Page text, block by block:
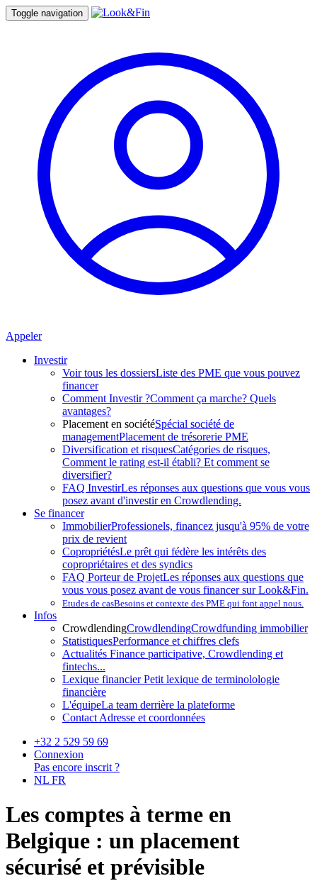
Toggle navigation
Appeler
Investir
Voir tous les dossiersListe des PME que vous pouvez
financer
Comment Investir ?Comment ça marche? Quels
avantages?
Placement en sociétéSpécial société de
managementPlacement de trésorerie PME
Diversification et risquesCatégories de risques,
Comment le rating est-il établi? Et comment se
diversifier?
FAQ InvestirLes réponses aux questions que vous vous
posez avant d'investir en Crowdlending.
Se financer
ImmobilierProfessionels, financez jusqu'à 95% de votre
prix de revient
CopropriétésLe prêt qui fédère les intérêts des
copropriétaires et des syndics
FAQ Porteur de ProjetLes réponses aux questions que
vous vous posez avant de vous financer sur Look&Fin.
Etudes de casBesoins et contexte des PME qui font appel nous.
Infos
CrowdlendingCrowdlendingCrowdfunding immobilier
StatistiquesPerformance et chiffres clefs
Actualités Finance participative, Crowdlending et
fintechs...
Lexique financierPetit lexique de terminolologie
financière
L'équipeLa team derrière la plateforme
Contact Adresse et coordonnées
+32 2 529 59 69
Connexion
Pas encore inscrit ?
NL FR
Les comptes à terme en
Belgique : un placement
sécurisé et prévisible